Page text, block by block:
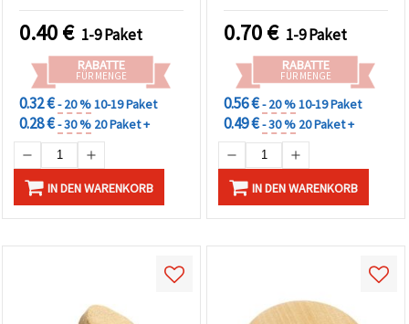
sortiert (Mix), für
Schmuck & kreative DIY-
Bastelprojekte
0.40€ 1-9 Paket
RABATTE
FÜR MENGE
0.32 €- 20 %10-19 Paket
0.28 €- 30 % 20 Paket +
IN DEN WARENKORB
Schmuckherstellung &
kreative DIY-
Bastelprojekte
0.70€ 1-9 Paket
RABATTE
FÜR MENGE
0.56 €- 20 %10-19 Paket
0.49 €- 30 % 20 Paket +
IN DEN WARENKORB